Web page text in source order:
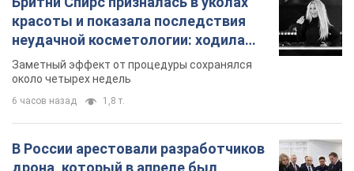
красоты и показала последствия
неудачной косметологии: ходила
так почти месяц
Заметный эффект от процедуры сохранялся
около четырех недель
6 часов назад 1,8 т.
В России арестовали разработчиков